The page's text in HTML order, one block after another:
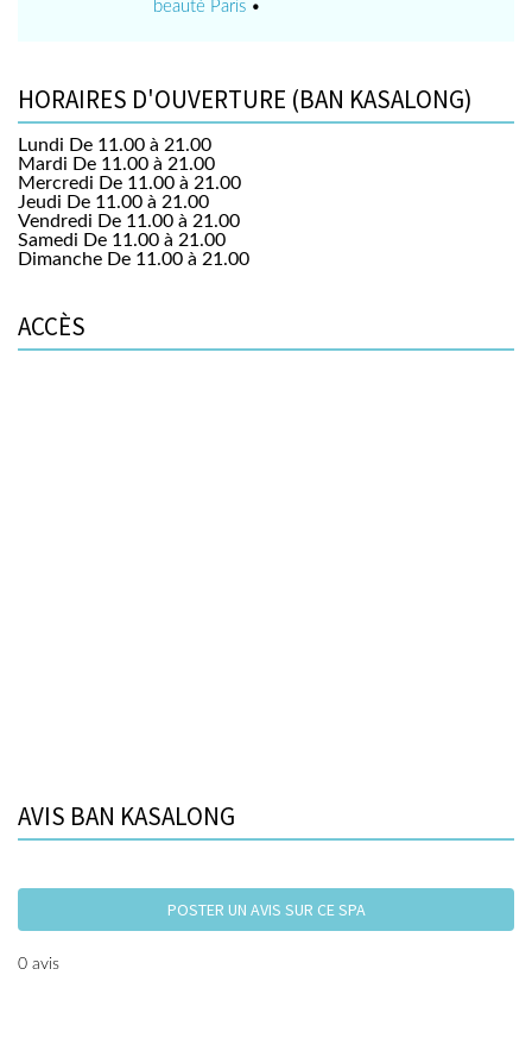
beauté Paris •
HORAIRES D'OUVERTURE (BAN KASALONG)
Lundi De 11.00 à 21.00
Mardi De 11.00 à 21.00
Mercredi De 11.00 à 21.00
Jeudi De 11.00 à 21.00
Vendredi De 11.00 à 21.00
Samedi De 11.00 à 21.00
Dimanche De 11.00 à 21.00
ACCÈS
AVIS BAN KASALONG
POSTER UN AVIS SUR CE SPA
0 avis